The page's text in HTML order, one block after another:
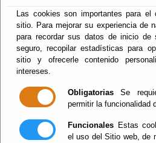
Las cookies son importantes para el
sitio. Para mejorar su experiencia de
para recordar sus datos de inicio de
seguro, recopilar estadísticas para
sitio y ofrecerle contenido
intereses.
Obligatorias Se
permitir la funcionalidad
Funcionales Estas
el uso del Sitio web, de
Historia
Escuchar
Actualmente estamos
de esta sección, perdonen las